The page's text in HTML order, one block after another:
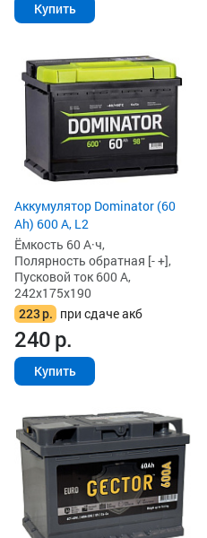
Купить
Аккумулятор Dominator (60
Ah) 600 А, L2
Ёмкость 60 А·ч,
Полярность обратная [- +],
Пусковой ток 600 А,
242x175x190
223р. при сдаче акб
240р.
Купить